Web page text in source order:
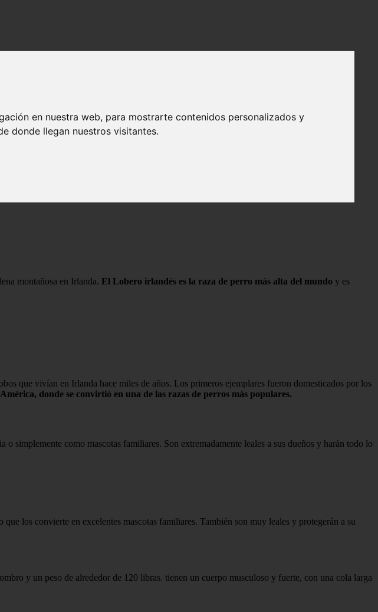
en nuestra web, para mostrarte contenidos personalizados y
donde llegan nuestros visitantes.
montañosa en Irlanda. El Lobero irlandés es la raza de perro más alta del mundo y es
que vivían en Irlanda hace miles de años. Los primeros ejemplares fueron domesticados por los
donde se convirtió en una de las razas de perros más populares.
o simplemente como mascotas familiares. Son extremadamente leales a sus dueños y harán todo lo
que los convierte en excelentes mascotas familiares. También son muy leales y protegerán a su
y un peso de alrededor de 120 libras. tienen un cuerpo musculoso y fuerte, con una cola larga